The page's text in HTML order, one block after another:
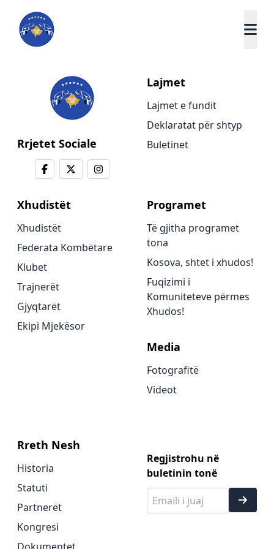
Rrjetet Sociale
Lajmet
Lajmet e fundit
Deklaratat për shtyp
Buletinet
Xhudistët
Xhudistët
Federata Kombëtare
Klubet
Trajnerët
Gjyqtarët
Ekipi Mjekësor
Programet
Të gjitha programet
tona
Kosova, shtet i xhudos!
Fuqizimi i
Komuniteteve përmes
Xhudos!
Media
Fotografitë
Videot
Rreth Nesh
Historia
Statuti
Partnerët
Kongresi
Regjistrohu në
buletinin tonë